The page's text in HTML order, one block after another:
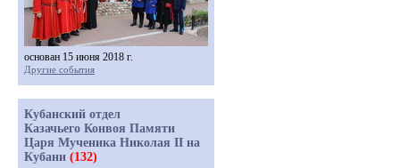
основан 15 июня 2018 г.
Другие события
Кубанский отдел
Казачьего Конвоя Памяти
Царя Мученика Николая II на
Кубани (132)